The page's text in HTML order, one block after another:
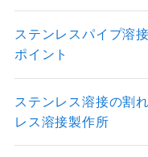
ステンレスパイプ溶
ポイント
ステンレス溶接の割
レス溶接製作所